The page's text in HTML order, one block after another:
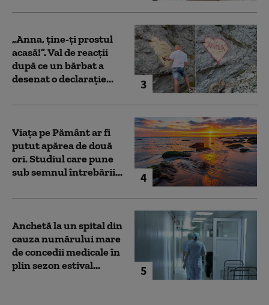
3
„Anna, ţine-ţi prostul
acasă!”. Val de reacții
după ce un bărbat a
desenat o declarație...
4
Viața pe Pământ ar fi
putut apărea de două
ori. Studiul care pune
sub semnul întrebării...
5
Anchetă la un spital din
cauza numărului mare
de concedii medicale în
plin sezon estival...